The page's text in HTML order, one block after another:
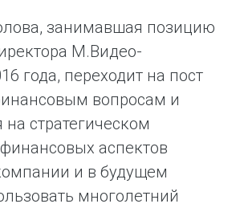
занимавшая позицию
М.Видео-
года, переходит на пост
вопросам и
на стратегическом
аспектов
и в будущем
многолетний